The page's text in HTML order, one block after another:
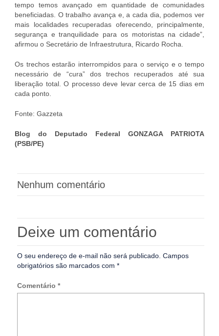
tempo temos avançado em quantidade de comunidades
beneficiadas. O trabalho avança e, a cada dia, podemos ver
mais localidades recuperadas oferecendo, principalmente,
segurança e tranquilidade para os motoristas na cidade”,
afirmou o Secretário de Infraestrutura, Ricardo Rocha.
Os trechos estarão interrompidos para o serviço e o tempo
necessário de “cura” dos trechos recuperados até sua
liberação total. O processo deve levar cerca de 15 dias em
cada ponto.
Fonte: Gazzeta
Blog do Deputado Federal GONZAGA PATRIOTA
(PSB/PE)
Nenhum comentário
Deixe um comentário
O seu endereço de e-mail não será publicado. Campos
obrigatórios são marcados com *
Comentário *